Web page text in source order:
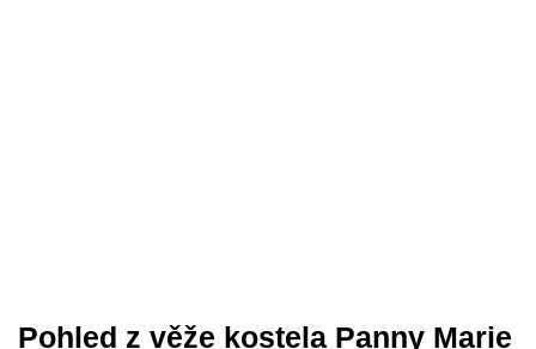
Pohled z věže kostela Panny Marie